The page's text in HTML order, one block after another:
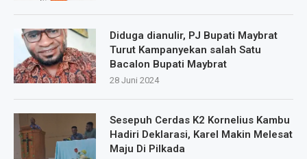
Diduga dianulir, PJ Bupati Maybrat
Turut Kampanyekan salah Satu
Bacalon Bupati Maybrat
28 Juni 2024
Sesepuh Cerdas K2 Kornelius Kambu
Hadiri Deklarasi, Karel Makin Melesat
Maju Di Pilkada